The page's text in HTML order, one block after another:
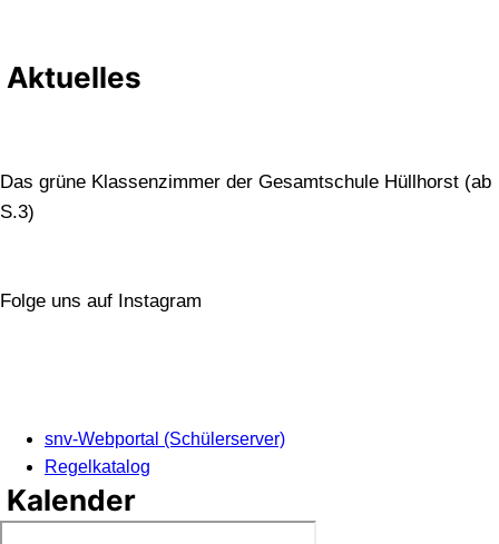
Aktuelles
Das grüne Klassenzimmer der Gesamtschule Hüllhorst (ab
S.3)
Folge uns auf Instagram
snv-Webportal (Schülerserver)
Regelkatalog
Kalender